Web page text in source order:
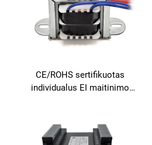
CE/ROHS sertifikuotas
individualus EI maitinimo
triukšmo
pramoninėms/buitinėms